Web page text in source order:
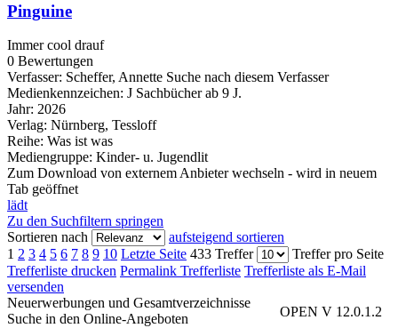
Pinguine
Immer cool drauf
0 Bewertungen
Verfasser: Scheffer, Annette Suche nach diesem Verfasser
Medienkennzeichen: J Sachbücher ab 9 J.
Jahr: 2026
Verlag: Nürnberg, Tessloff
Reihe: Was ist was
Mediengruppe: Kinder- u. Jugendlit
Zum Download von externem Anbieter wechseln - wird in neuem
Tab geöffnet
lädt
Zu den Suchfiltern springen
Sortieren nach
aufsteigend sortieren
1 2 3 4 5 6 7 8 9 10 Letzte Seite 433 Treffer
Treffer pro Seite
Trefferliste drucken Permalink Trefferliste Trefferliste als E-Mail
versenden
OPEN V 12.0.1.2
Neuerwerbungen und Gesamtverzeichnisse
Suche in den Online-Angeboten